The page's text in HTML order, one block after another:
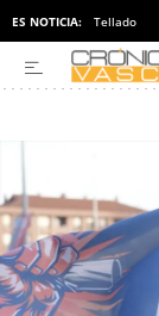
ES NOTICIA: Tellado